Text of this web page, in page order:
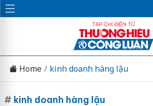
Home kinh doanh hàng lậu
# kinh doanh hàng lậu